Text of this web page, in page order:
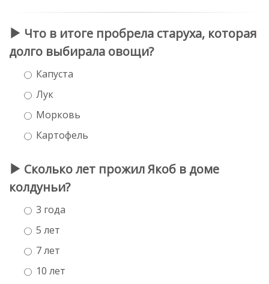
Что в итоге пробрела старуха, которая
долго выбирала овощи?
Капуста
Лук
Морковь
Картофель
Сколько лет прожил Якоб в доме
колдуньи?
3 года
5 лет
7 лет
10 лет